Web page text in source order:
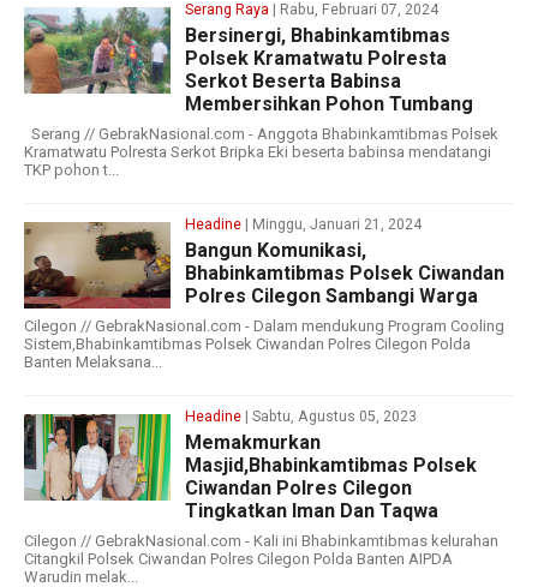
Serang Raya | Rabu, Februari 07, 2024
Bersinergi, Bhabinkamtibmas
Polsek Kramatwatu Polresta
Serkot Beserta Babinsa
Membersihkan Pohon Tumbang
Serang // GebrakNasional.com - Anggota Bhabinkamtibmas Polsek
Kramatwatu Polresta Serkot Bripka Eki beserta babinsa mendatangi
TKP pohon t...
Headine | Minggu, Januari 21, 2024
Bangun Komunikasi,
Bhabinkamtibmas Polsek Ciwandan
Polres Cilegon Sambangi Warga
Cilegon // GebrakNasional.com - Dalam mendukung Program Cooling
Sistem,Bhabinkamtibmas Polsek Ciwandan Polres Cilegon Polda
Banten Melaksana...
Headine | Sabtu, Agustus 05, 2023
Memakmurkan
Masjid,Bhabinkamtibmas Polsek
Ciwandan Polres Cilegon
Tingkatkan Iman Dan Taqwa
Cilegon // GebrakNasional.com - Kali ini Bhabinkamtibmas kelurahan
Citangkil Polsek Ciwandan Polres Cilegon Polda Banten AIPDA
Warudin melak...